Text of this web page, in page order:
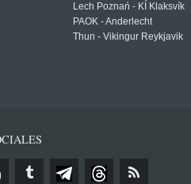
Lech Poznań - KÍ Klaksvík
PAOK - Anderlecht
Thun - Vikingur Reykjavik